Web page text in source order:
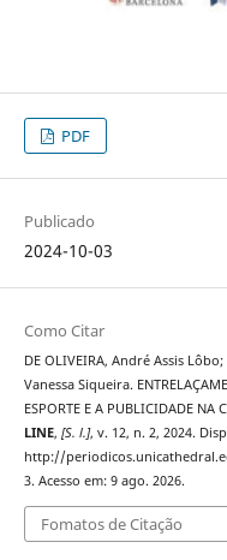
PDF
Publicado
2024-10-03
Como Citar
DE OLIVEIRA, André Assis
Vanessa Siqueira.
ESPORTE E A PUBLICIDADE NA
LINE, [S. l.], v. 12, n. 2, 2024.
http://
3. Acesso em: 9 ago. 2026.
Fomatos de Citação